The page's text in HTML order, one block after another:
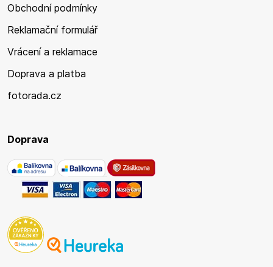
Obchodní podmínky
Reklamační formulář
Vrácení a reklamace
Doprava a platba
fotorada.cz
Doprava